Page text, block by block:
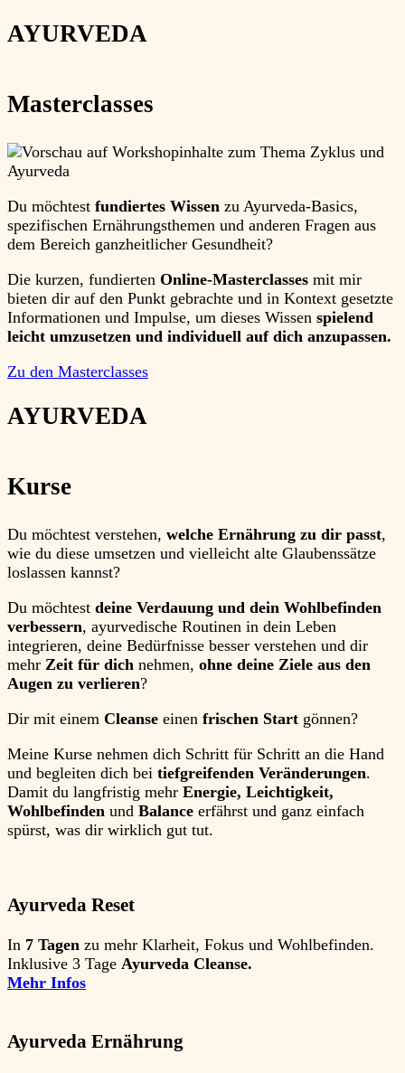
AYURVEDA
Masterclasses
Du möchtest fundiertes Wissen zu Ayurveda-Basics,
spezifischen Ernährungsthemen und anderen Fragen aus
dem Bereich ganzheitlicher Gesundheit?
Die kurzen, fundierten Online-Masterclasses mit mir
bieten dir auf den Punkt gebrachte und in Kontext gesetzte
Informationen und Impulse, um dieses Wissen spielend
leicht umzusetzen und individuell auf dich anzupassen.
Zu den Masterclasses
AYURVEDA
Kurse
Du möchtest verstehen, welche Ernährung zu dir passt,
wie du diese umsetzen und vielleicht alte Glaubenssätze
loslassen kannst?
Du möchtest deine Verdauung und dein Wohlbefinden
verbessern, ayurvedische Routinen in dein Leben
integrieren, deine Bedürfnisse besser verstehen und dir
mehr Zeit für dich nehmen, ohne deine Ziele aus den
Augen zu verlieren?
Dir mit einem Cleanse einen frischen Start gönnen?
Meine Kurse nehmen dich Schritt für Schritt an die Hand
und begleiten dich bei tiefgreifenden Veränderungen.
Damit du langfristig mehr Energie, Leichtigkeit,
Wohlbefinden und Balance erfährst und ganz einfach
spürst, was dir wirklich gut tut.
Ayurveda Reset
In 7 Tagen zu mehr Klarheit, Fokus und Wohlbefinden.
Inklusive 3 Tage Ayurveda Cleanse.
Mehr Infos
Ayurveda Ernährung